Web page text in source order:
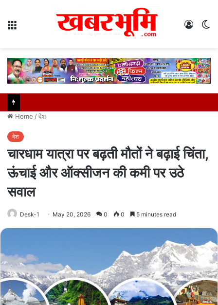
Log
Home /देश
देश
चारधाम यात्रा पर बढ़ती मौतों ने बढ़ाई चिंता,
ऊंचाई और ऑक्सीजन की कमी पर उठे
सवाल
Desk-1 May 20, 2026 0 0 5 minutes read